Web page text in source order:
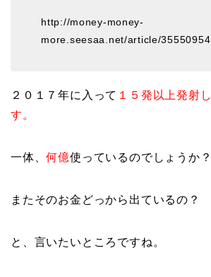
http://money-money-
more.seesaa.net/article/
２０１７年に入って １５発以上発射
す。
一体、何億使っているのでしょうか？
またそのお金どっから出ているの？
と、言いたいところですね。